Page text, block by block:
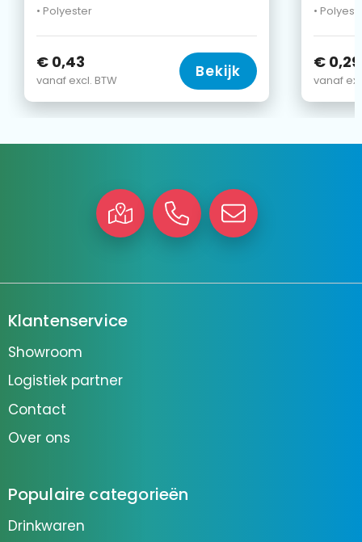
• Polyester
€ 0,43
vanaf excl. BTW Bekijk
•
€ 0,29
vanaf
Klantenservice
Showroom
Logistiek partner
Contact
Over ons
Populaire categorieën
Drinkwaren